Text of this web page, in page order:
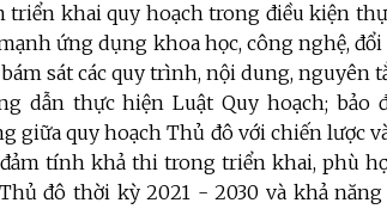
triển khai quy hoạch trong điều kiện
ứng dụng khoa học, công nghệ,
sát các quy trình, nội dung, nguyên
dẫn thực hiện Luật Quy hoạch;
giữa quy hoạch Thủ đô với chiến lược
tính khả thi trong triển khai, phù
đô thời kỳ 2021 - 2030 và khả